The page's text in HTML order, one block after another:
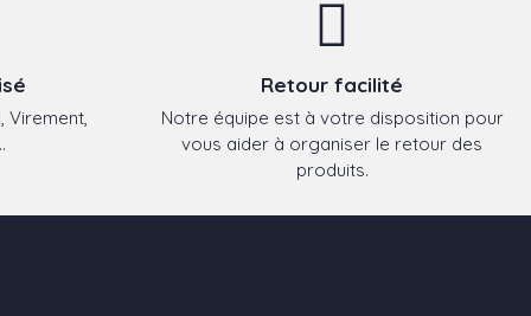
Virement,
Retour facilité
Notre équipe est à votre disposition pour
vous aider à organiser le retour des
produits.